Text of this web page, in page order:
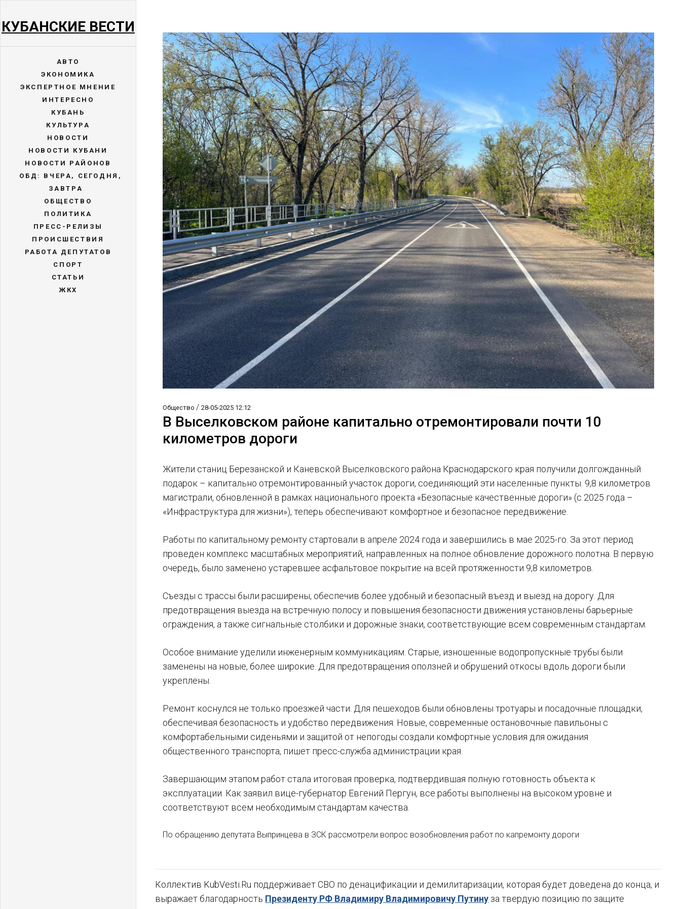
КУБАНСКИЕ ВЕСТИ
АВТО
ЭКОНОМИКА
ЭКСПЕРТНОЕ МНЕНИЕ
ИНТЕРЕСНО
КУБАНЬ
КУЛЬТУРА
НОВОСТИ
НОВОСТИ КУБАНИ
НОВОСТИ РАЙОНОВ
ОБД: ВЧЕРА, СЕГОДНЯ,
ЗАВТРА
ОБЩЕСТВО
ПОЛИТИКА
ПРЕСС-РЕЛИЗЫ
ПРОИСШЕСТВИЯ
РАБОТА ДЕПУТАТОВ
СПОРТ
СТАТЬИ
ЖКХ
Общество/28-05-2025 12:12
В Выселковском районе капитально отремонтировали почти 10
километров дороги
Жители станиц Березанской и Каневской Выселковского района Краснодарского края получили долгожданный
подарок – капитально отремонтированный участок дороги, соединяющий эти населенные пункты. 9,8 километров
магистрали, обновленной в рамках национального проекта «Безопасные качественные дороги» (с 2025 года –
«Инфраструктура для жизни»), теперь обеспечивают комфортное и безопасное передвижение.
Работы по капитальному ремонту стартовали в апреле 2024 года и завершились в мае 2025-го. За этот период
проведен комплекс масштабных мероприятий, направленных на полное обновление дорожного полотна. В первую
очередь, было заменено устаревшее асфальтовое покрытие на всей протяженности 9,8 километров.
Съезды с трассы были расширены, обеспечив более удобный и безопасный въезд и выезд на дорогу. Для
предотвращения выезда на встречную полосу и повышения безопасности движения установлены барьерные
ограждения, а также сигнальные столбики и дорожные знаки, соответствующие всем современным стандартам.
Особое внимание уделили инженерным коммуникациям. Старые, изношенные водопропускные трубы были
заменены на новые, более широкие. Для предотвращения оползней и обрушений откосы вдоль дороги были
укреплены.
Ремонт коснулся не только проезжей части. Для пешеходов были обновлены тротуары и посадочные площадки,
обеспечивая безопасность и удобство передвижения. Новые, современные остановочные павильоны с
комфортабельными сиденьями и защитой от непогоды создали комфортные условия для ожидания
общественного транспорта, пишет пресс-служба администрации края.
Завершающим этапом работ стала итоговая проверка, подтвердившая полную готовность объекта к
эксплуатации. Как заявил вице-губернатор Евгений Пергун, все работы выполнены на высоком уровне и
соответствуют всем необходимым стандартам качества.
По обращению депутата Выпринцева в ЗСК рассмотрели вопрос возобновления работ по капремонту дороги
Коллектив KubVesti.Ru поддерживает СВО по денацификации и демилитаризации, которая будет доведена до конца, и
выражает благодарность Президенту РФ Владимиру Владимировичу Путину за твердую позицию по защите